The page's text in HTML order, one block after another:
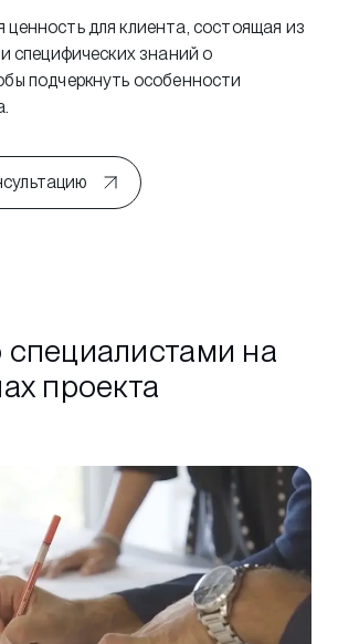
ценность для клиента, состоящая из
специфических знаний о
подчеркнуть особенности
на
проекта